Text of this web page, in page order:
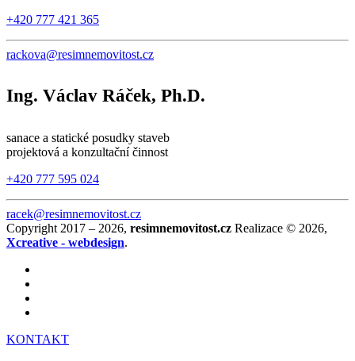
+420 777 421 365
rackova@resimnemovitost.cz
Ing. Václav Ráček, Ph.D.
sanace a statické posudky staveb
projektová a konzultační činnost
+420 777 595 024
racek@resimnemovitost.cz
Copyright 2017 – 2026, resimnemovitost.cz Realizace © 2026,
Xcreative - webdesign.
KONTAKT